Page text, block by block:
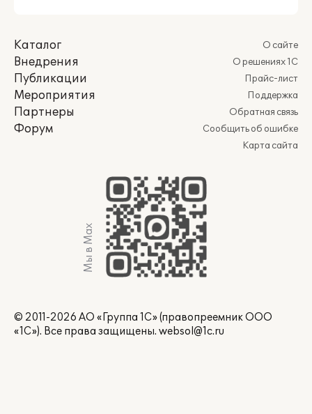
Каталог
Внедрения
Публикации
Мероприятия
Партнеры
Форум
О сайте
О решениях 1С
Прайс-лист
Поддержка
Обратная связь
Сообщить об ошибке
Карта сайта
Мы в Max
© 2011-2026 АО «Группа 1С» (правопреемник ООО
«1С»). Все права защищены. websol@1c.ru